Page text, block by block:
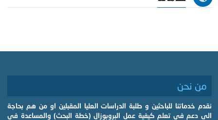
من نحن
نقدم خدماتنا للباحثين و طلبة الدراسات العليا المقبلين او من هم بحاجة
الى دعم في تعلم كيفية عمل البروبوزال (خطة البحث) والمساعدة في